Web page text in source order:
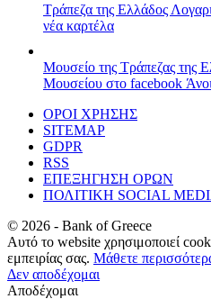
Τράπεζα της Ελλάδος
νέα καρτέλα
Μουσείο της Τράπεζας της
Μουσείου στο facebook
ΟΡΟΙ ΧΡΗΣΗΣ
SITEMAP
GDPR
RSS
ΕΠΕΞΗΓΗΣΗ ΟΡΩΝ
ΠΟΛΙΤΙΚΗ SOCIAL
© 2026 - Bank of Greece
Αυτό το website χρησιμοποιεί
εμπειρίας σας. Μάθετε
Δεν αποδέχομαι
Αποδέχομαι